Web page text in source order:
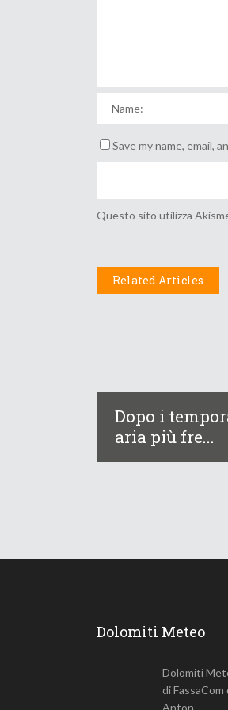
Save my name, email,
Questo sito utilizza
Related Articles
Dopo i
aria più fre...
Dolomiti Meteo
Dolomiti
di FassaCom